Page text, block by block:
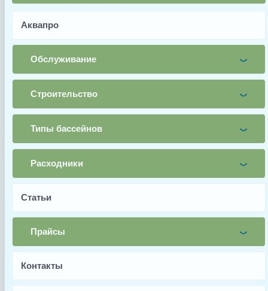
Аквапро
Обслуживание
Строительство
Типы бассейнов
Расходники
Статьи
Прайсы
Контакты
Имя
Почта
Телефон
Заявка
Заказать